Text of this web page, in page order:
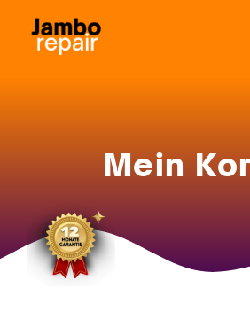
Inhalt
Mein